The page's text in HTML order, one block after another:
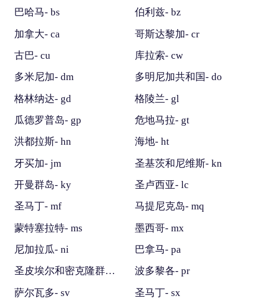
巴哈马- bs
伯利兹- bz
加拿大- ca
哥斯达黎加- cr
古巴- cu
库拉索- cw
多米尼加- dm
多明尼加共和国- do
格林纳达- gd
格陵兰- gl
瓜德罗普岛- gp
危地马拉- gt
洪都拉斯- hn
海地- ht
牙买加- jm
圣基茨和尼维斯- kn
开曼群岛- ky
圣卢西亚- lc
圣马丁- mf
马提尼克岛- mq
蒙特塞拉特- ms
墨西哥- mx
尼加拉瓜- ni
巴拿马- pa
圣皮埃尔和密克隆群岛- pm
波多黎各- pr
萨尔瓦多- sv
圣马丁- sx